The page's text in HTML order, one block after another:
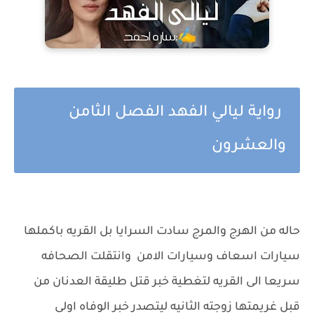
رواية ليالي الفهد الفصل الثامن
والعشرون
حاله من الهرج والمرج سادت السرايا بل القريه باكملها
سيارات اسعاف وسيارات الامن وانتقلت الصحافه
سريعا الى القريه لتغطية خبر قتل طليقة العدنان من
قبل غريمتها زوجته الثانيه ليتصدر خبر الوفاه اولى